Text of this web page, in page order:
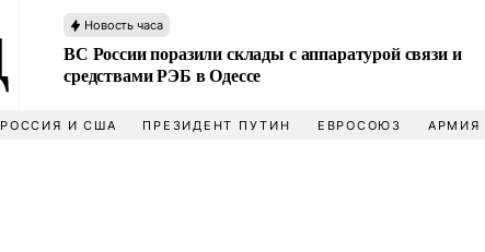
Новость часа
ВС России поразили склады с аппаратурой связи и
средствами РЭБ в Одессе
РОССИЯ И США ПРЕЗИДЕНТ ПУТИН ЕВРОСОЮЗ АРМИЯ